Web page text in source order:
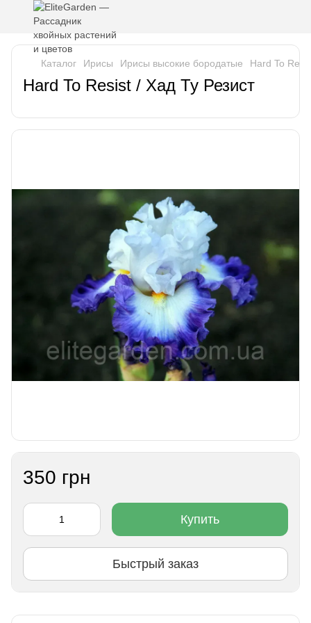
Каталог Ирисы Ирисы высокие бородатые Hard To
Hard To Resist / Хад Ту Резист
350 грн
Купить
Быстрый заказ